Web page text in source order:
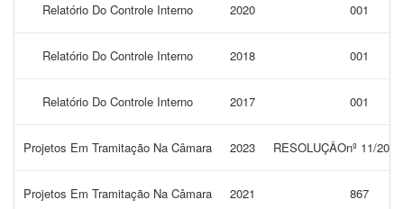
Relatório Do Controle Interno 2020 001
Relatório Do Controle Interno 2018 001
Relatório Do Controle Interno 2017 001
Projetos Em Tramitação Na Câmara 2023 RESOLUÇÂOnº 11/
Projetos Em Tramitação Na Câmara 2021 867